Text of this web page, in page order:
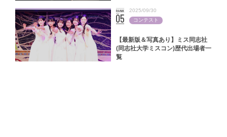
【最新版＆写真あり】ミス同志社
(同志社大学ミスコン)歴代出場者一
覧
2025/09/30
コンテスト